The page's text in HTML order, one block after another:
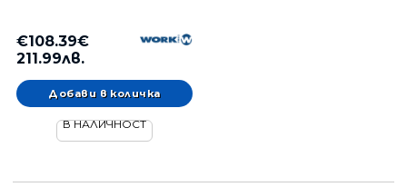
€108.39€
211.99лв.
В НАЛИЧНОСТ